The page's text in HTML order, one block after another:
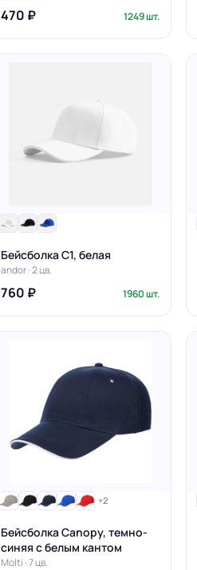
470 ₽ 1249 шт.
Бейсболка C1, белая
andor · 2 цв.
760 ₽ 1960 шт.
+2
Бейсболка Canopy, темно-
синяя с белым кантом
Molti · 7 цв.